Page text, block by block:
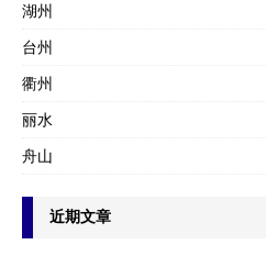
湖州
台州
衢州
丽水
舟山
近期文章